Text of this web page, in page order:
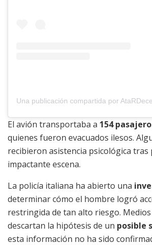
El avión transportaba a 154
quienes fueron evacuados ilesos.
recibieron asistencia psicológica tras
impactante escena.
La policía italiana ha abierto una
determinar cómo el hombre logró
restringida de tan alto riesgo.
descartan la hipótesis de un posible
esta información no ha sido